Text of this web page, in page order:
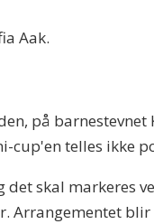
Aak.
på
telles ikke
skal markeres
Arrangementet